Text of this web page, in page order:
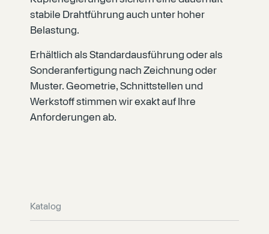
stabile Drahtführung auch unter hoher
Belastung.
Erhältlich als Standardausführung oder als
Sonderanfertigung nach Zeichnung oder
Muster. Geometrie, Schnittstellen und
Werkstoff stimmen wir exakt auf Ihre
Anforderungen ab.
Katalog